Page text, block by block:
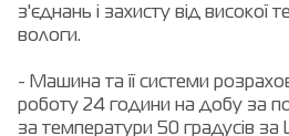
з'єднань і захисту від високої
вологи.
- Машина та її системи
роботу 24 години на добу за
за температури 50 градусів за